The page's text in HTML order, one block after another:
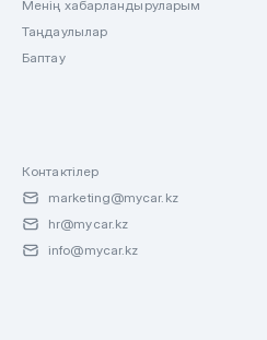
Менің хабарландыруларым
Таңдаулылар
Баптау
Контактілер
marketing@mycar.kz
hr@mycar.kz
info@mycar.kz